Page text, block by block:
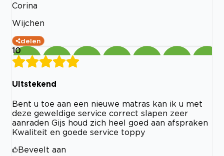
Corina
Wijchen
delen
10
Uitstekend
Bent u toe aan een nieuwe matras kan ik u met
deze geweldige service correct slapen zeer
aanraden Gijs houd zich heel goed aan afspraken
Kwaliteit en goede service toppy
Beveelt aan